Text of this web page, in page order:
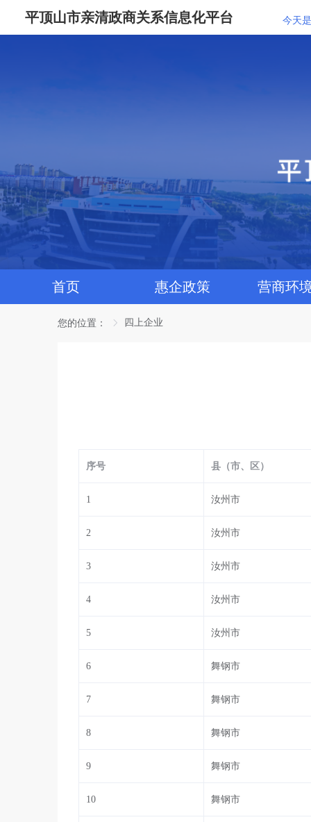
平顶山市亲清政商关系信息化平台 今天
首页 惠企政策 营商环
您的位置： 四上企业
序号 县（市、区）
1 汝州市
2 汝州市
3 汝州市
4 汝州市
5 汝州市
6 舞钢市
7 舞钢市
8 舞钢市
9 舞钢市
10 舞钢市